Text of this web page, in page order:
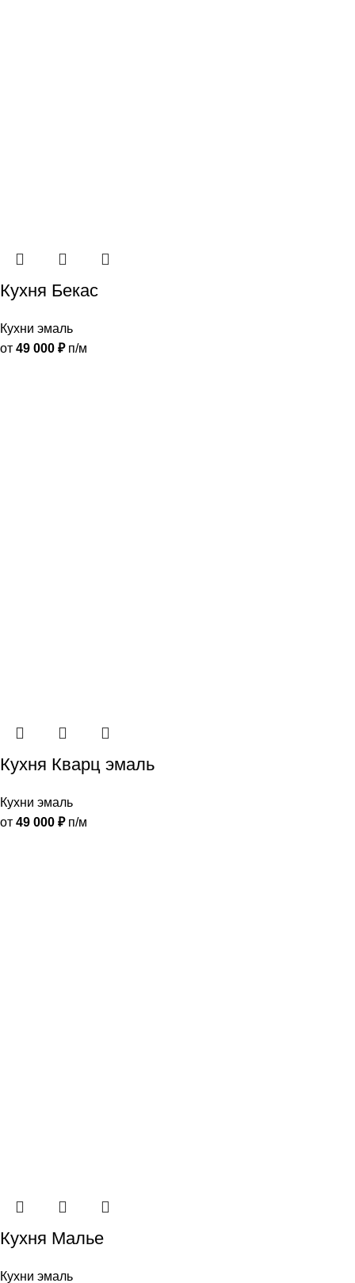
Кухня Бекас
Кухни эмаль
от 49 000 ₽п/м
Кухня Кварц эмаль
Кухни эмаль
от 49 000 ₽п/м
Кухня Малье
Кухни эмаль